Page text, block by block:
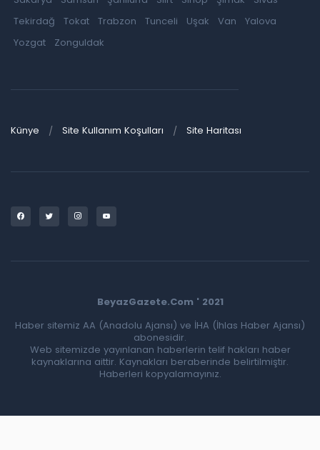
Tekirdağ
Tokat Trabzon Tunceli Uşak Van
Yalova
Yozgat
Zonguldak
Künye Site Kullanım Koşulları Site Haritası
BeyazGazete.Com ' 2021
Haber sitemiz AA (Anadolu Ajansı) ve İHA (İhlas Haber Ajansı)
abonesidir.
Web sitemizde yayınlanan haberlerin telif hakları haber
kaynaklarına aittir. Kaynakları beraberinde belirtilmiştir.
Haberleri kopyalamayınız.